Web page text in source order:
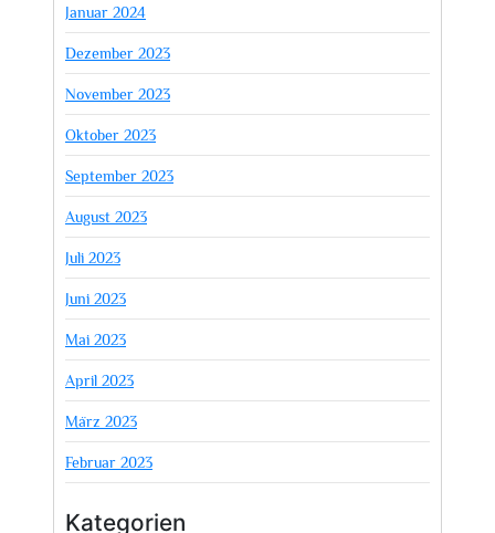
Januar 2024
Dezember 2023
November 2023
Oktober 2023
September 2023
August 2023
Juli 2023
Juni 2023
Mai 2023
April 2023
März 2023
Februar 2023
Kategorien